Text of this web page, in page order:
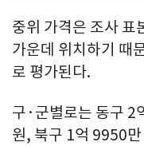
중위 가격은 조사 표
가운데 위치하기 때
로 평가된다.
구·군별로는 동구 2
원, 북구 1억 9950